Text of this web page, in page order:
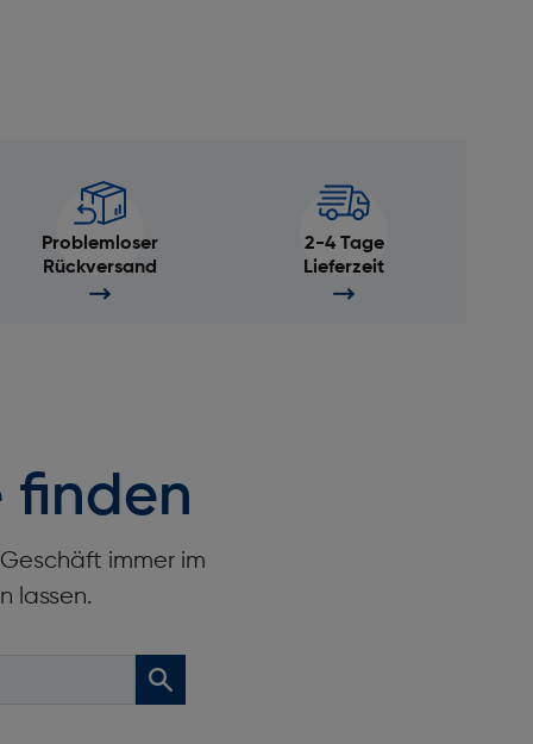
Problemloser
Rückversand
2-4 Tage
Lieferzeit
finden
immer im
lassen.